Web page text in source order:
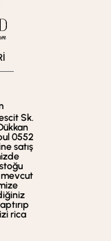
Sk.
0552
satış
rica